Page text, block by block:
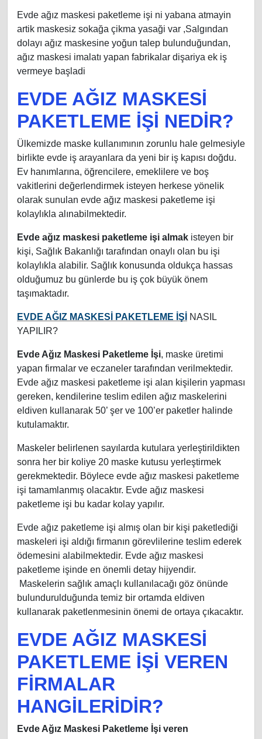
Evde ağız maskesi paketleme işi ni yabana atmayin
artik maskesiz sokağa çikma yasaği var ,Salgından
dolayı ağız maskesine yoğun talep bulunduğundan,
ağız maskesi imalatı yapan fabrikalar dişariya ek iş
vermeye başladi
EVDE AĞIZ MASKESİ
PAKETLEME İŞİ NEDİR?
Ülkemizde maske kullanımının zorunlu hale gelmesiyle
birlikte evde iş arayanlara da yeni bir iş kapısı doğdu.
Ev hanımlarına, öğrencilere, emeklilere ve boş
vakitlerini değerlendirmek isteyen herkese yönelik
olarak sunulan evde ağız maskesi paketleme işi
kolaylıkla alınabilmektedir.
Evde ağız maskesi paketleme işi almak isteyen bir
kişi, Sağlık Bakanlığı tarafından onaylı olan bu işi
kolaylıkla alabilir. Sağlık konusunda oldukça hassas
olduğumuz bu günlerde bu iş çok büyük önem
taşımaktadır.
EVDE AĞIZ MASKESİ PAKETLEME İŞİ
NASIL
YAPILIR?
Evde Ağız Maskesi Paketleme İşi, maske üretimi
yapan firmalar ve eczaneler tarafından verilmektedir.
Evde ağız maskesi paketleme işi alan kişilerin yapması
gereken, kendilerine teslim edilen ağız maskelerini
eldiven kullanarak 50’ şer ve 100’er paketler halinde
kutulamaktır.
Maskeler belirlenen sayılarda kutulara yerleştirildikten
sonra her bir koliye 20 maske kutusu yerleştirmek
gerekmektedir. Böylece evde ağız maskesi paketleme
işi tamamlanmış olacaktır. Evde ağız maskesi
paketleme işi bu kadar kolay yapılır.
Evde ağız paketleme işi almış olan bir kişi paketlediği
maskeleri işi aldığı firmanın görevlilerine teslim ederek
ödemesini alabilmektedir. Evde ağız maskesi
paketleme işinde en önemli detay hijyendir.
Maskelerin sağlık amaçlı kullanılacağı göz önünde
bulundurulduğunda temiz bir ortamda eldiven
kullanarak paketlenmesinin önemi de ortaya çıkacaktır.
EVDE AĞIZ MASKESİ
PAKETLEME İŞİ VEREN
FİRMALAR
HANGİLERİDİR?
Evde Ağız Maskesi Paketleme İşi veren